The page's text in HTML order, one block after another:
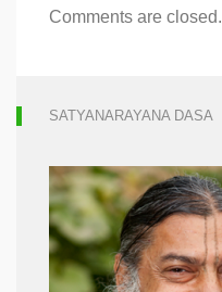
Comments are closed.
SATYANARAYANA DASA